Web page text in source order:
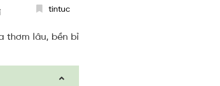
tintuc
thơm lâu, bền bỉ